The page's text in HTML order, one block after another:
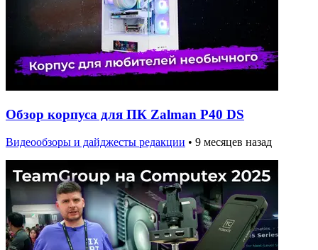
Обзор корпуса для ПК Zalman P40 DS
Видеообзоры и дайджесты редакции • 9 месяцев назад